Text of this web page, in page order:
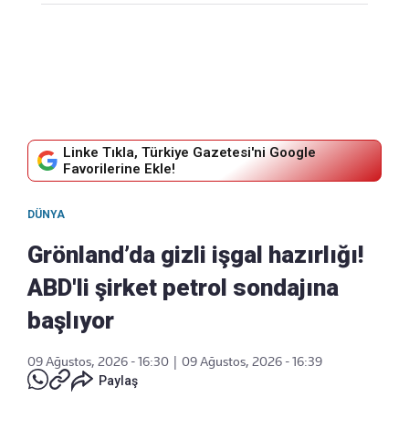
Linke Tıkla, Türkiye Gazetesi'ni Google
Favorilerine Ekle!
DÜNYA
Grönland’da gizli işgal hazırlığı!
ABD'li şirket petrol sondajına
başlıyor
09 Ağustos, 2026 - 16:30
09 Ağustos, 2026 - 16:39
Paylaş